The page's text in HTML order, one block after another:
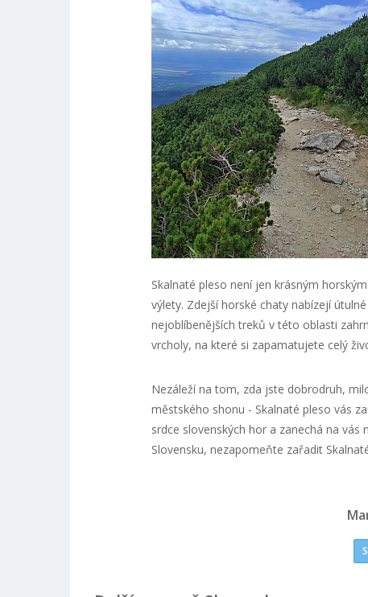
Skalnaté pleso není jen krásným
výlety. Zdejší horské chaty nabízejí
nejoblíbenějších treků v této oblasti
vrcholy, na které si zapamatujete celý
Nezáleží na tom, zda jste dobrodruh,
městského shonu - Skalnaté pleso vás
srdce slovenských hor a zanechá na
Slovensku, nezapomeňte zařadit